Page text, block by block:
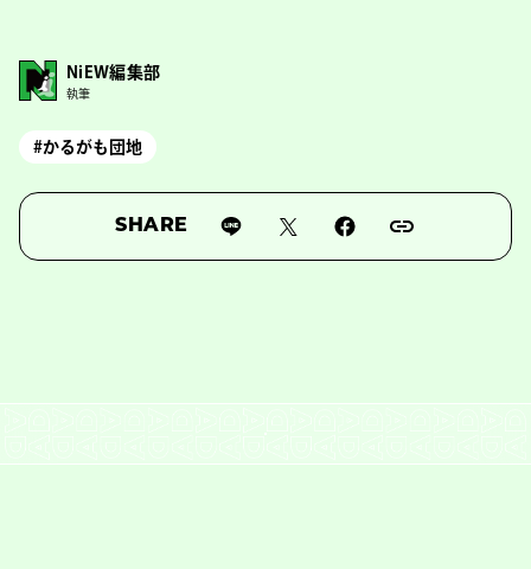
NiEW編集部
執筆
#かるがも団地
SHARE